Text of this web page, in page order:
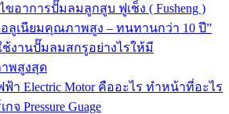
ขอาการปั๊มลมลูกสูบ ฟูเช็ง ( Fusheng )
ลูเนียมคุณภาพสูง – ทนทานกว่า 10 ปี”
ช้งานปั๊มลมสกรูอย่างไรให้มี
พสูงสุด
ฟ้า Electric Motor คืออะไร ทำหน้าที่อะไร
กจ Pressure Guage